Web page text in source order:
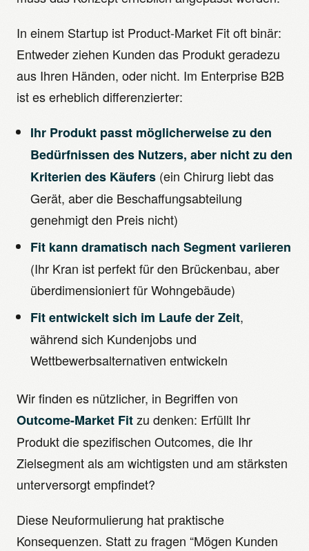
In einem Startup ist Product-Market Fit oft binär:
Entweder ziehen Kunden das Produkt geradezu
aus Ihren Händen, oder nicht. Im Enterprise B2B
ist es erheblich differenzierter:
Ihr Produkt passt möglicherweise zu den
Bedürfnissen des Nutzers, aber nicht zu den
Kriterien des Käufers (ein Chirurg liebt das
Gerät, aber die Beschaffungsabteilung
genehmigt den Preis nicht)
Fit kann dramatisch nach Segment variieren
(Ihr Kran ist perfekt für den Brückenbau, aber
überdimensioniert für Wohngebäude)
Fit entwickelt sich im Laufe der Zeit,
während sich Kundenjobs und
Wettbewerbsalternativen entwickeln
Wir finden es nützlicher, in Begriffen von
Outcome-Market Fitzu denken: Erfüllt Ihr
Produkt die spezifischen Outcomes, die Ihr
Zielsegment als am wichtigsten und am stärksten
unterversorgt empfindet?
Diese Neuformulierung hat praktische
Konsequenzen. Statt zu fragen “Mögen Kunden